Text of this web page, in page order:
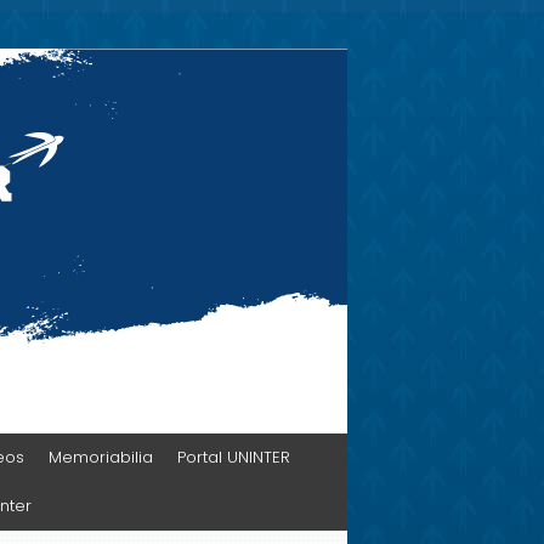
Memoriabilia Portal UNINTER